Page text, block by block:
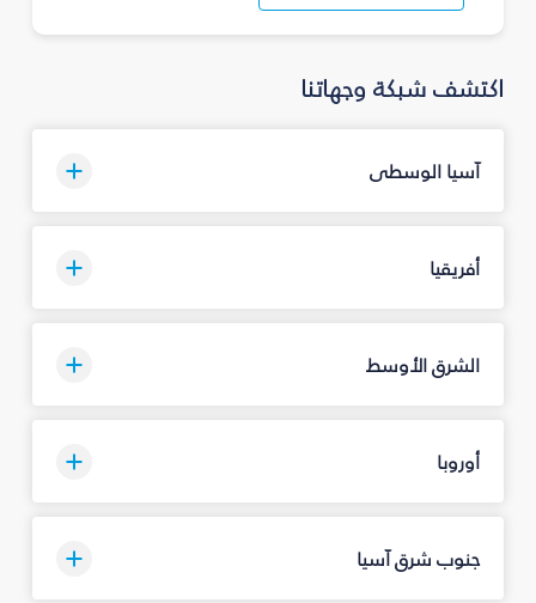
اكتشف شبكة وجهاتنا
آسيا الوسطى
أفريقيا
الشرق الأوسط
أوروبا
جنوب شرق آسيا